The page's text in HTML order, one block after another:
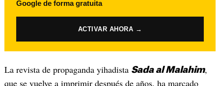
Google de forma gratuita
ACTIVAR AHORA →
La revista de propaganda yihadista Sada al Malahim,
que se vuelve a imprimir después de años, ha marcado